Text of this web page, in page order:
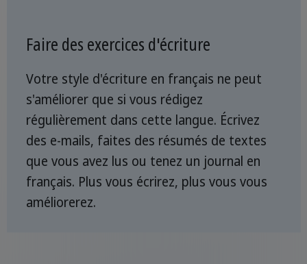
Faire des exercices d'écriture
Votre style d'écriture en français ne peut
s'améliorer que si vous rédigez
régulièrement dans cette langue. Écrivez
des e-mails, faites des résumés de textes
que vous avez lus ou tenez un journal en
français. Plus vous écrirez, plus vous vous
améliorerez.